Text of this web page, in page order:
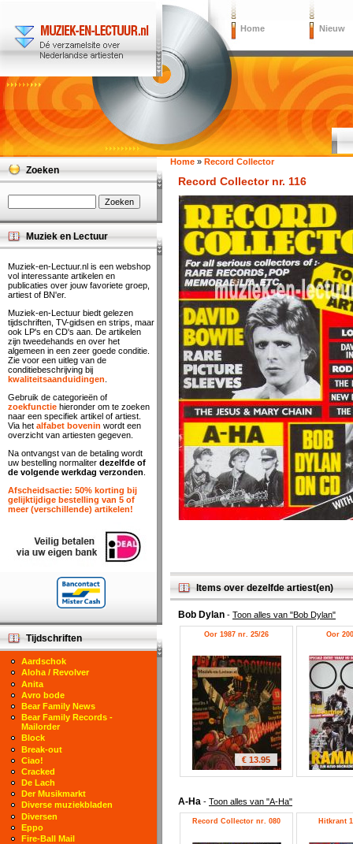
Home Nieuw
Home » Record Collector
Record Collector nr. 116
Items over dezelfde artiest(en)
Bob Dylan - Toon alles van "Bob Dylan"
Oor 1987 nr. 25/26
€ 13.95
Oor
A-Ha - Toon alles van "A-Ha"
Record Collector nr. 080 Hitkrant
Zoeken
Muziek en Lectuur
Muziek-en-Lectuur.nl is een webshop
vol interessante artikelen en
publicaties over jouw favoriete groep,
artiest of BN'er.
Muziek-en-Lectuur biedt gelezen
tijdschriften, TV-gidsen en strips, maar
ook LP's en CD's aan. De artikelen
zijn tweedehands en over het
algemeen in een zeer goede conditie.
Zie voor een uitleg van de
conditiebeschrijving bij
kwaliteitsaanduidingen
Gebruik de categorieën of
zoekfunctie hieronder om te zoeken
naar een specifiek artikel of artiest.
Via het alfabet bovenin wordt een
overzicht van artiesten gegeven.
Na ontvangst van de betaling wordt
uw bestelling normaliter dezelfde of
de volgende werkdag verzonden
Afscheidsactie: 50% korting bij
gelijktijdige bestelling van 5 of
meer (verschillende) artikelen!
Tijdschriften
Aardschok
Aloha / Revolver
Anita
Avro bode
Bear Family News
Bear Family Records -
Mailorder
Block
Break-out
Ciao!
Cracked
De Lach
Der Musikmarkt
Diverse muziekbladen
Diversen
Eppo
Fire-Ball Mail